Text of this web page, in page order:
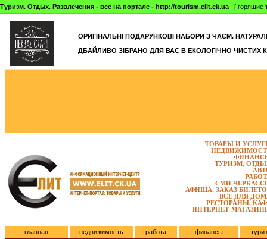
Туризм. Отдых. Развлечения - все на портале - http://tourism.elit.ck.ua [ горящие
ОРИГІНАЛЬНІ ПОДАРУНКОВІ НАБОРИ З ЧАЄМ.
ДБАЙЛИВО ЗІБРАНО ДЛЯ ВАС В ЕКОЛОГІЧНО ЧИСТИХ
ТОВАРЫ И
ТУРИЗМ,
СМИ
АФИША, ЗАКАЗ
ВСЕ ДЛЯ
РЕСТОРАНЫ,
ИНТЕРНЕТ-
главная недвижимость работа финансы